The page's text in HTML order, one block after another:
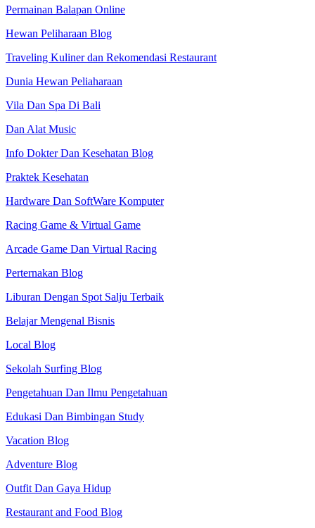
Permainan Balapan Online
Hewan Peliharaan Blog
Traveling Kuliner dan Rekomendasi Restaurant
Dunia Hewan Peliaharaan
Vila Dan Spa Di Bali
Dan Alat Music
Info Dokter Dan Kesehatan Blog
Praktek Kesehatan
Hardware Dan SoftWare Komputer
Racing Game & Virtual Game
Arcade Game Dan Virtual Racing
Perternakan Blog
Liburan Dengan Spot Salju Terbaik
Belajar Mengenal Bisnis
Local Blog
Sekolah Surfing Blog
Pengetahuan Dan Ilmu Pengetahuan
Edukasi Dan Bimbingan Study
Vacation Blog
Adventure Blog
Outfit Dan Gaya Hidup
Restaurant and Food Blog